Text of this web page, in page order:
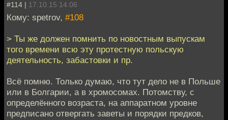
#114 | 17.10.15 14:06
Кому: spetrov, #108
> Ты же должен помнить по новостным выпускам
того времени всю эту протестную польскую
деятельность, забастовки и пр.
Всё помню. Только думаю, что тут дело не в Польше
или в Болгарии, а в хромосомах. Потомству, с
определённого возраста, на аппаратном уровне
предписано отвергать заветы и порядки предков,